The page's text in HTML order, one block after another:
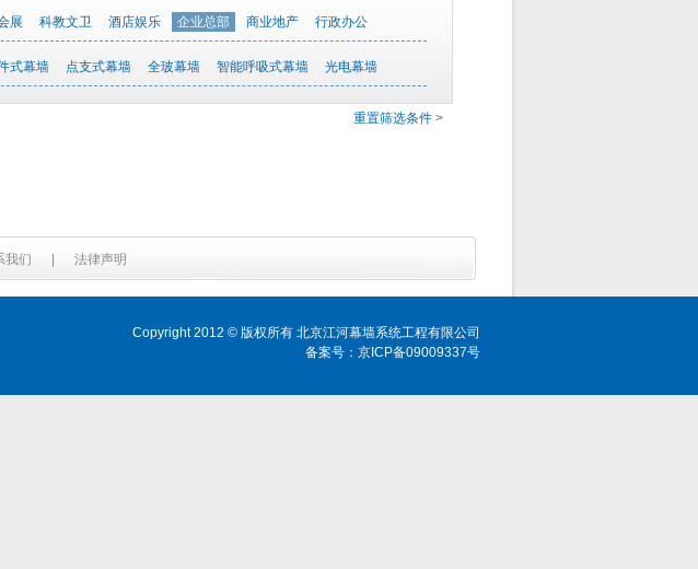
展 科教文卫 酒店娱乐 企业总部 商业地产 行政办公
式幕墙 点支式幕墙 全玻幕墙 智能呼吸式幕墙 光电幕墙
重置筛选条件>
我们 法律声明
Copyright 2012 © 版权所有 北京江河幕墙系统工程有限公司
备案号：京ICP备09009337号